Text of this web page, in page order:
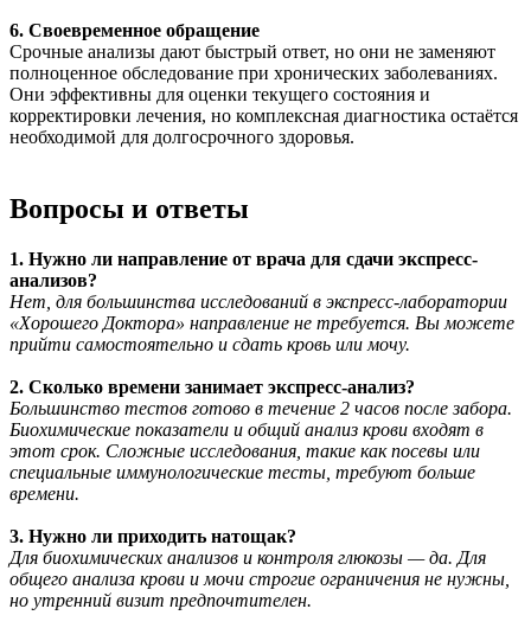
6. Своевременное обращение
Срочные анализы дают быстрый ответ, но они не заменяют
полноценное обследование при хронических заболеваниях.
Они эффективны для оценки текущего состояния и
корректировки лечения, но комплексная диагностика остаётся
необходимой для долгосрочного здоровья.
Вопросы и ответы
1. Нужно ли направление от врача для сдачи экспресс-
анализов?
Нет, для большинства исследований в экспресс-лаборатории
«Хорошего Доктора» направление не требуется. Вы можете
прийти самостоятельно и сдать кровь или мочу.
2. Сколько времени занимает экспресс-анализ?
Большинство тестов готово в течение 2 часов после забора.
Биохимические показатели и общий анализ крови входят в
этот срок. Сложные исследования, такие как посевы или
специальные иммунологические тесты, требуют больше
времени.
3. Нужно ли приходить натощак?
Для биохимических анализов и контроля глюкозы — да. Для
общего анализа крови и мочи строгие ограничения не нужны,
но утренний визит предпочтителен.